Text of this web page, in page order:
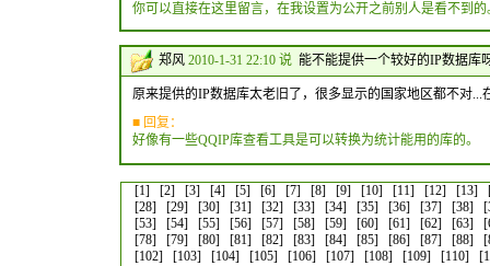
你可以直接在这里留言，在我设置为公开之前别人是看不到的
郑风 2010-1-31 22:10 说 能不能提供一个较好的IP数据库
原来提供的IP数据库太老旧了，很多显示的国家地区都不对...
■ 回复：
好像有一些QQIP库查看工具是可以转换为统计能用的库的。
[1] [2] [3] [4] [5] [6] [7] [8] [9] [10] [11] [12] [13]
[28]
[29] [30] [31] [32] [33] [34] [35] [36] [37] [38]
[53]
[54] [55] [56] [57] [58] [59] [60] [61] [62] [63]
[78]
[79] [80] [81] [82] [83] [84] [85] [86] [87] [88]
[102]
[103] [104] [105] [106] [107] [108] [109] [110]